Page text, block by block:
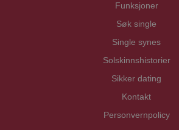
Funksjoner
Søk single
Single synes
Solskinnshistorier
Sikker dating
Kontakt
Personvernpolicy